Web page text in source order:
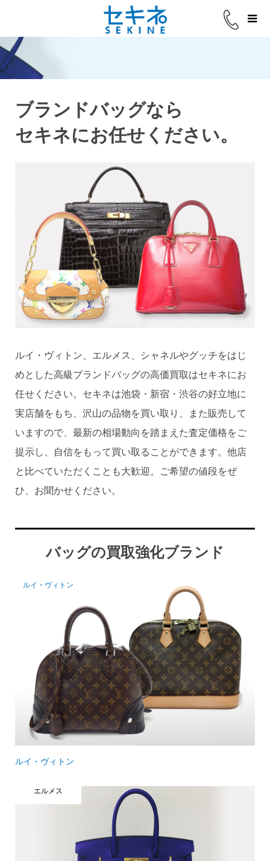
ブランドバッグなら
セキネにお任せください。
ルイ・ヴィトン、エルメス、シャネルやグッチをはじ
めとした高級ブランドバッグの高価買取はセキネにお
任せください。セキネは池袋・新宿・渋谷の好立地に
実店舗をもち、沢山の品物を買い取り、また販売して
いますので、最新の相場動向を踏まえた査定価格をご
提示し、自信をもって買い取ることができます。他店
と比べていただくことも大歓迎。ご希望の値段をぜ
ひ、お聞かせください。
バッグの買取強化ブランド
ルイ・ヴィトン
ルイ・ヴィトン
エルメス